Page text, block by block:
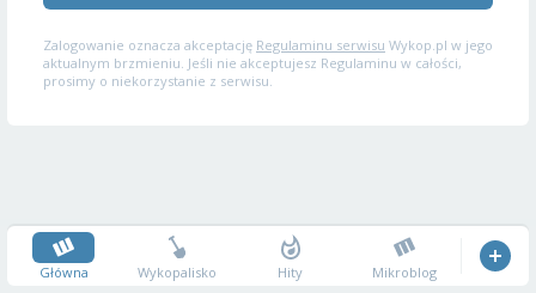
Zalogowanie oznacza akceptację Regulaminu serwisu Wykop.pl w jego
aktualnym brzmieniu. Jeśli nie akceptujesz Regulaminu w całości,
prosimy o niekorzystanie z serwisu.
Główna Wykopalisko Hity Mikroblog